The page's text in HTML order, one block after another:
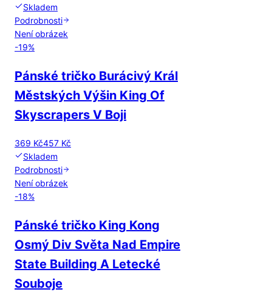
Skladem
Podrobnosti
Není obrázek
-19%
Pánské tričko Burácivý Král
Městských Výšin King Of
Skyscrapers V Boji
369 Kč457 Kč
Skladem
Podrobnosti
Není obrázek
-18%
Pánské tričko King Kong
Osmý Div Světa Nad Empire
State Building A Letecké
Souboje